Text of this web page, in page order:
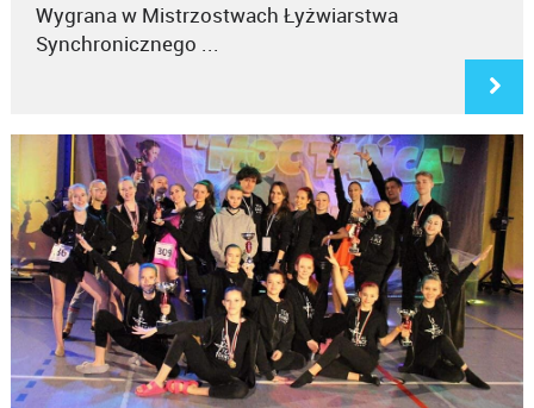
Wygrana w Mistrzostwach Łyżwiarstwa
Synchronicznego ...